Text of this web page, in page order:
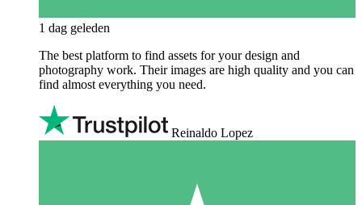
1 dag geleden
The best platform to find assets for your design and
photography work. Their images are high quality and you can
find almost everything you need.
Reinaldo Lopez